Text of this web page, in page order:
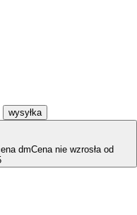
wysyłka
dmCena nie wzrosła od